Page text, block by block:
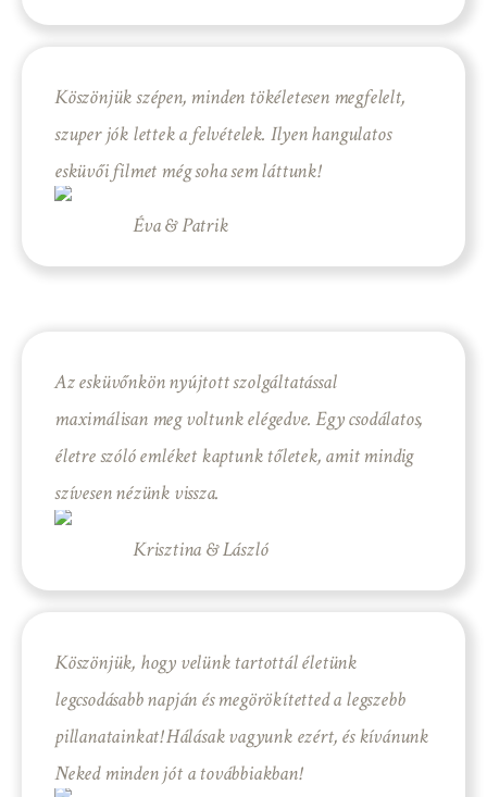
Köszönjük szépen, minden tökéletesen megfelelt,
szuper jók lettek a felvételek. Ilyen hangulatos
esküvői filmet még soha sem láttunk!
Éva & Patrik
Az esküvőnkön nyújtott szolgáltatással
maximálisan meg voltunk elégedve. Egy csodálatos,
életre szóló emléket kaptunk tőletek, amit mindig
szívesen nézünk vissza.
Krisztina & László
Köszönjük, hogy velünk tartottál életünk
legcsodásabb napján és megörökítetted a legszebb
pillanatainkat! Hálásak vagyunk ezért, és kívánunk
Neked minden jót a továbbiakban!